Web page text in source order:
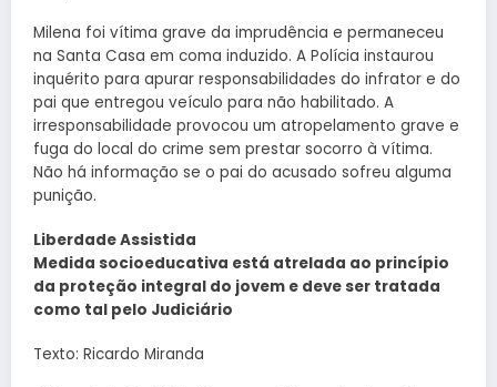
Milena foi vítima grave da imprudência e permaneceu
na Santa Casa em coma induzido. A Polícia instaurou
inquérito para apurar responsabilidades do infrator e do
pai que entregou veículo para não habilitado. A
irresponsabilidade provocou um atropelamento grave e
fuga do local do crime sem prestar socorro à vítima.
Não há informação se o pai do acusado sofreu alguma
punição.
Liberdade Assistida
Medida socioeducativa está atrelada ao princípio
da proteção integral do jovem e deve ser tratada
como tal pelo Judiciário
Texto: Ricardo Miranda